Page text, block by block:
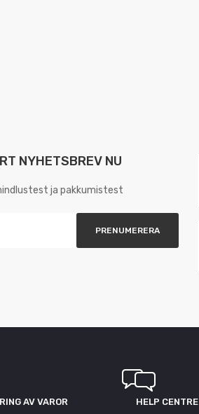
NYHETSBREV NU
ja pakkumistest
AV VAROR HELP CENTRE